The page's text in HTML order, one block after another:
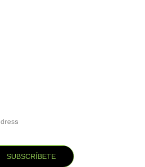
SUBSCRÍBETE